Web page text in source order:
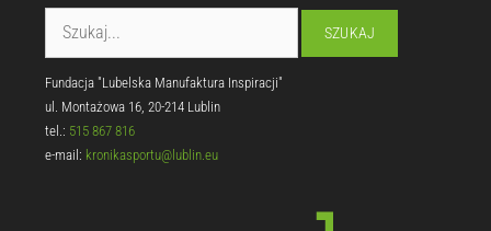
Fundacja "Lubelska Manufaktura Inspiracji"
ul. Montażowa 16, 20-214 Lublin
tel.: 515 867 816
e-mail: kronikasportu@lublin.eu